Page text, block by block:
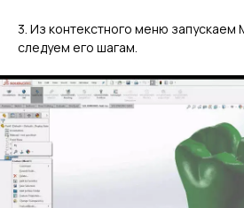
3. Из контекстного меню запускаем
следуем его шагам.